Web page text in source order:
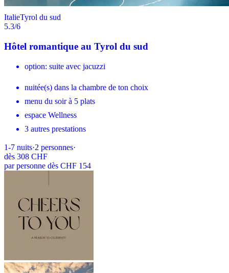
ItalieTyrol du sud
5.3/6
Hôtel romantique au Tyrol du sud
option: suite avec jacuzzi
nuitée(s) dans la chambre de ton choix
menu du soir à 5 plats
espace Wellness
3 autres prestations
1-7 nuits·2 personnes·
dès 308 CHF
par personne dès CHF 154